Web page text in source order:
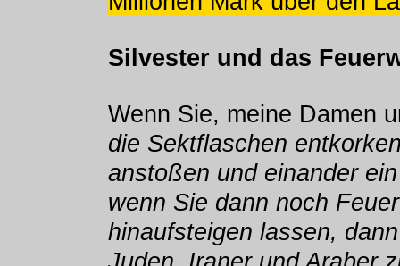
Silvester und das
Wenn Sie, meine Damen
die Sektflaschen
anstoßen und einander
wenn Sie dann noch
hinaufsteigen lassen,